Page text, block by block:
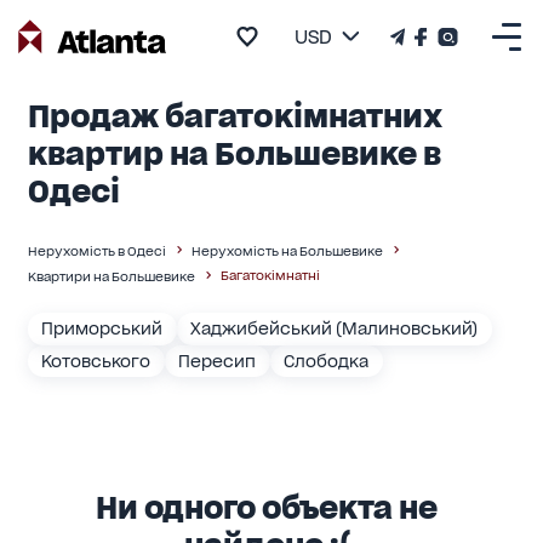
USD
Продаж багатокімнатних
квартир на Большевике в
Одесі
Нерухомість в Одесі
Нерухомість на Большевике
Квартири на Большевике
Багатокімнатні
Приморський
Хаджибейський (Малиновський)
Котовського
Пересип Слободка
Ни одного объекта не